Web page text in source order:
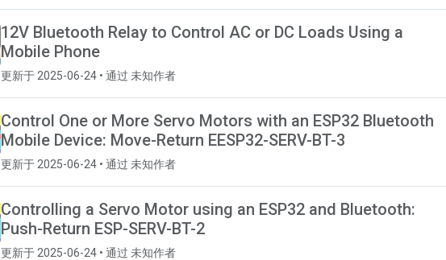
12V Bluetooth Relay to Control AC or DC Loads Using a
Mobile Phone
更新于 2025-06-24 • 通过 未知作者
Control One or More Servo Motors with an ESP32 Bluetooth
Mobile Device: Move-Return EESP32-SERV-BT-3
更新于 2025-06-24 • 通过 未知作者
Controlling a Servo Motor using an ESP32 and Bluetooth:
Push-Return ESP-SERV-BT-2
更新于 2025-06-24 • 通过 未知作者